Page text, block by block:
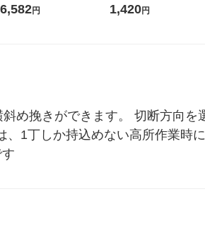
ーの香り 柔軟剤 詰め替え 超
6,582円
箱（24本入）
1,420円
め挽きができます。 切断方向を
、1丁しか持込めない高所作業時